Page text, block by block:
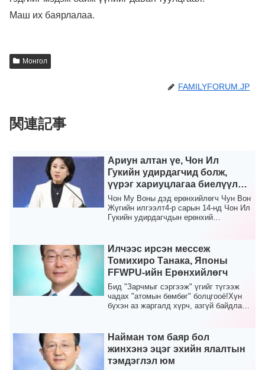
Маш их баярлалаа.
Монгол
FAMILYFORUM.JP
関連記事
Ариун алтан үе, Чон Ил
Гукийн удирдагчид болж,
үүрэг хариуцлагаа биелүүлж
байна
Чон Му Воны дэд ерөнхийлөгч Чун Вон
Жүгийн илгээлт4-р сарын 14-нд Чон Ил
Гүкийн удирдагчдын ерөнхий
Илчээс ирсэн мессеж
Томихиро Танака, Японы
FFWPU-ийн Ерөнхийлөгч
Бид "Зарчмыг сэргээж" үгийг түгээж
чадах "атомын бөмбөг" болцгооё!Хүн
бүхэн аз жаргалд хүрч, азгүй байдлаас
Найман том баяр бол
жинхэнэ эцэг эхийн ялалтын
тэмдэглэл юм